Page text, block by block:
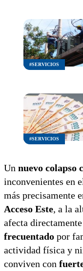
#SERVICIOS
#SERVICIOS
Un nuevo colapso
inconvenientes en
más precisamente
Acceso Este, a la
afecta
frecuentado por
actividad física y
conviven con